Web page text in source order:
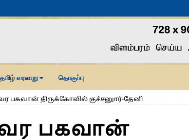
தமிழ் வரலாறு தொகுப்பு
பகவான் திருக்கோவில் குச்சனுார்-தேனி
பகவான்